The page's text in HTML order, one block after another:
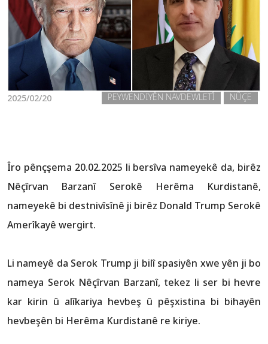
Galerî
2025/02/20 NÛÇE
PEYWENDIYÊN NAVDEWLETÎ
Îro pênçşema 20.02.2025 li bersîva nameyekê da, birêz
Nêçîrvan Barzanî Serokê Herêma Kurdistanê,
nameyekê bi destnivîsînê ji birêz Donald Trump Serokê
Amerîkayê wergirt.
Li nameyê da Serok Trump ji bilî spasiyên xwe yên ji bo
nameya Serok Nêçîrvan Barzanî, tekez li ser bi hevre
kar kirin û alîkariya hevbeş û pêşxistina bi bihayên
hevbeşên bi Herêma Kurdistanê re kiriye.